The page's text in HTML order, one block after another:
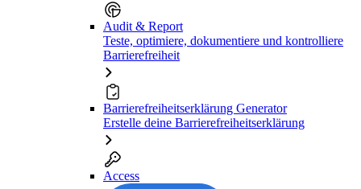
Audit & Report
Teste, optimiere, dokumentiere und kontrolliere
Barrierefreiheit
Barrierefreiheitserklärung Generator
Erstelle deine Barrierefreiheitserklärung
Access